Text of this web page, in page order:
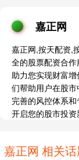
嘉正网
嘉正网,按天配资,
全的股票配资合
助力您实现财富
们帮助用户在股
完善的风控体系
开启您的股市投资
嘉正网 相关